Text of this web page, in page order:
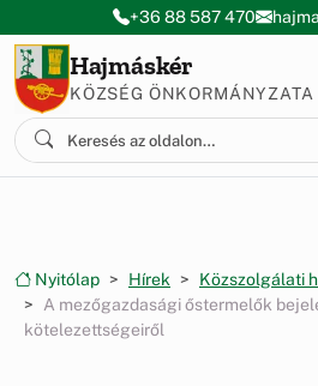
Ugrás a menüre
Ugrás a tartalomra
+36 88 587 470
Hajmáskér
KÖZSÉG ÖNKORMÁNYZATA
Nyitólap Hírek
Közszolgálati
A mezőgazdasági őstermelők
kötelezettségeiről